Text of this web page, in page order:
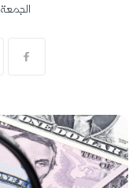
الجمعة 29 ابريل 2022, 03:47 م